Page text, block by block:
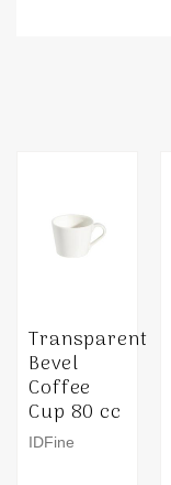
Transparent
Bevel
Coffee
Cup 80 cc
IDFine